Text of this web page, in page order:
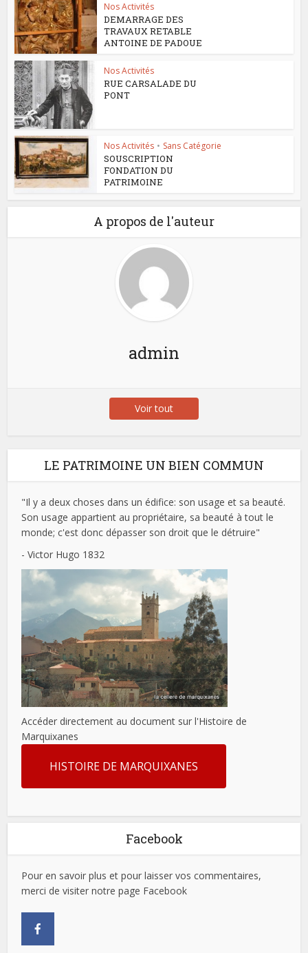
Nos Activités
DEMARRAGE DES
TRAVAUX RETABLE
ANTOINE DE PADOUE
Nos Activités
RUE CARSALADE DU
PONT
Nos Activités • Sans Catégorie
SOUSCRIPTION
FONDATION DU
PATRIMOINE
A propos de l'auteur
admin
Voir tout
LE PATRIMOINE UN BIEN COMMUN
"Il y a deux choses dans un édifice: son usage et sa beauté.
Son usage appartient au propriétaire, sa beauté à tout le
monde; c'est donc dépasser son droit que le détruire"
- Victor Hugo 1832
Accéder directement au document sur l'Histoire de
Marquixanes
HISTOIRE DE MARQUIXANES
Facebook
Pour en savoir plus et pour laisser vos commentaires,
merci de visiter notre page Facebook